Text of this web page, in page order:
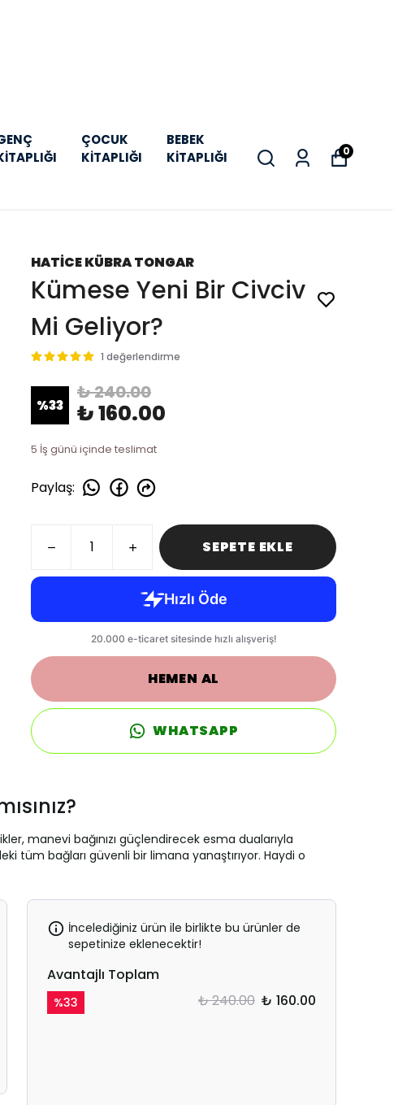
ÇOCUK
KİTAPLIĞI
BEBEK
KİTAPLIĞI
0
HATİCE KÜBRA TONGAR
Kümese Yeni Bir Civciv
Mi Geliyor?
1 değerlendirme
%33
₺ 240.00
₺ 160.00
5 İş günü içinde teslimat
Paylaş:
SEPETE EKLE
HEMEN AL
WHATSAPP
manevi bağınızı güçlendirecek esma dualarıyla
tüm bağları güvenli bir limana yanaştırıyor. Haydi o
İncelediğiniz ürün ile birlikte bu ürünler de
sepetinize eklenecektir!
Avantajlı Toplam
%33 ₺ 240.00 ₺ 160.00